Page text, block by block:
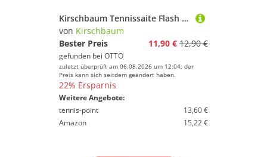
Kirschbaum Tennissaite Flash (Haltbarkeit+Power) gelb 12m Set, Saitendicke: 1.25
von Kirschbaum
Bester Preis
11,90 € 12,90 €
gefunden bei OTTO
zuletzt überprüft am 06.08.2026 um 12:04; der
Preis kann sich seitdem geändert haben.
22% Ersparnis
Weitere Angebote:
tennis-point
13,60 €
Amazon
15,22 €